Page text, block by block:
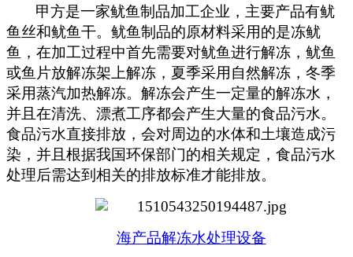
甲方是一家鱿鱼制品加工企业，主要产品有鱿
鱼丝和鱿鱼干。鱿鱼制品的原材料采用的是冻鱿
鱼，在加工过程中首先需要对鱿鱼进行解冻，鱿鱼
或鱼片放解冻架上解冻，夏季采用自然解冻，冬季
采用蒸汽加热解冻。解冻会产生一定量的解冻水，
并且在清洗、漂煮工序都会产生大量的食品污水。
食品污水直接排放，会对周边的水体和土壤造成污
染，并且根据我国环保部门的相关规定，食品污水
处理后需达到相关的排放标准才能排放。
海产品解冻水处理设备